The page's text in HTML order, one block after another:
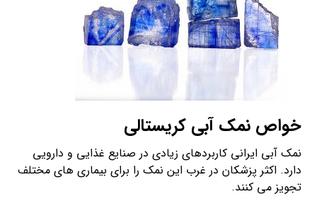
خواص نمک آبی کریستالی
نمک آبی ایرانی کاربردهای زیادی در صنایع غذایی و دارویی
دارد. اکثر پزشکان در غرب این نمک را برای بیماری های مختلف
تجویز می کنند.